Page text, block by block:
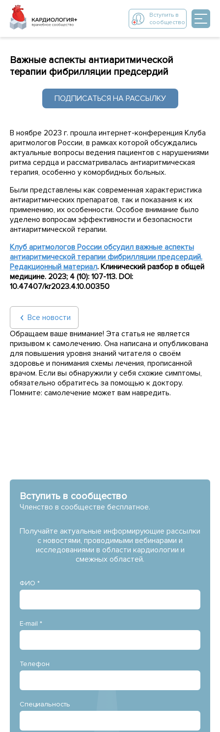
Вступить в
сообщество
Важные аспекты антиаритмической
терапии фибрилляции предсердий
ПОДПИСАТЬСЯ НА РАССЫЛКУ
В ноябре 2023 г. прошла интернет-конференция Клуба
аритмологов России, в рамках которой обсуждались
актуальные вопросы ведения пациентов с нарушениями
ритма сердца и рассматривалась антиаритмическая
терапия, особенно у коморбидных больных.
Были представлены как современная характеристика
антиаритмических препаратов, так и показания к их
применению, их особенности. Особое внимание было
уделено вопросам эффективности и безопасности
антиаритмической терапии.
Клуб аритмологов России обсудил важные аспекты
антиаритмической терапии фибрилляции предсердий.
Редакционный материал. Клинический разбор в общей
медицине. 2023; 4 (10): 107-113. DOI:
10.47407/kr2023.4.10.00350
Все новости
Обращаем ваше внимание! Эта статья не является
призывом к самолечению. Она написана и опубликована
для повышения уровня знаний читателя о своём
здоровье и понимания схемы лечения, прописанной
врачом. Если вы обнаружили у себя схожие симптомы,
обязательно обратитесь за помощью к доктору.
Помните: самолечение может вам навредить.
Вступить в сообщество
Членство в сообществе бесплатное.
Получайте актуальные информирующие рассылки
с новостями, проводимыми вебинарами и
исследованиями в области кардиологии и
смежных областей.
ФИО *
E-mail *
Телефон
Специальность